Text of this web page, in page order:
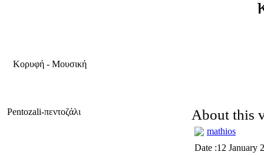
Κορυφή - Μουσική
Pentozali-πεντοζάλι About this
mathios
Date :12 January